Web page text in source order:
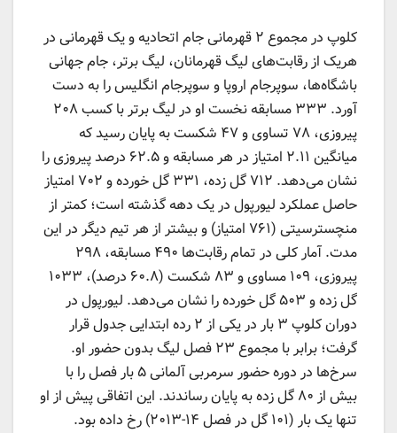
کلوپ در مجموع ۲ قهرمانی جام اتحادیه و یک قهرمانی در
هریک از رقابت‌های لیگ قهرمانان، لیگ برتر، جام جهانی
باشگاه‌ها، سوپرجام اروپا و سوپرجام انگلیس را به دست
آورد. ۳۳۳ مسابقه نخست او در لیگ برتر با کسب ۲۰۸
پیروزی، ۷۸ تساوی و ۴۷ شکست به پایان رسید که
میانگین ۲.۱۱ امتیاز در هر مسابقه و ۶۲.۵ درصد پیروزی را
نشان می‌دهد. ۷۱۲ گل زده، ۳۳۱ گل خورده و ۷۰۲ امتیاز
حاصل عملکرد لیورپول در یک دهه گذشته است؛ کمتر از
منچسترسیتی (۷۶۱ امتیاز) و بیشتر از هر تیم دیگر در این
مدت. آمار کلی در تمام رقابت‌ها ۴۹۰ مسابقه، ۲۹۸
پیروزی، ۱۰۹ مساوی و ۸۳ شکست (۶۰.۸ درصد)، ۱۰۳۳
گل زده و ۵۰۳ گل خورده را نشان می‌دهد. لیورپول در
دوران کلوپ ۳ بار در یکی از ۲ رده ابتدایی جدول قرار
گرفت؛ برابر با مجموع ۲۳ فصل لیگ بدون حضور او.
سرخ‌ها در دوره حضور سرمربی آلمانی ۵ بار فصل را با
بیش از ۸۰ گل زده به پایان رساندند. این اتفاقی پیش از او
تنها یک بار (۱۰۱ گل در فصل ۱۴-۲۰۱۳) رخ داده بود.